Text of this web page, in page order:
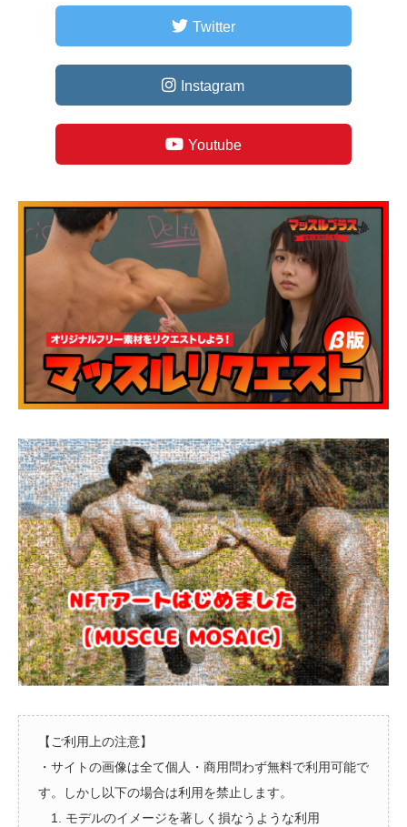
Twitter
Instagram
Youtube
【ご利用上の注意】
・サイトの画像は全て個人・商用問わず無料で利用可能で
す。しかし以下の場合は利用を禁止します。
1. モデルのイメージを著しく損なうような利用